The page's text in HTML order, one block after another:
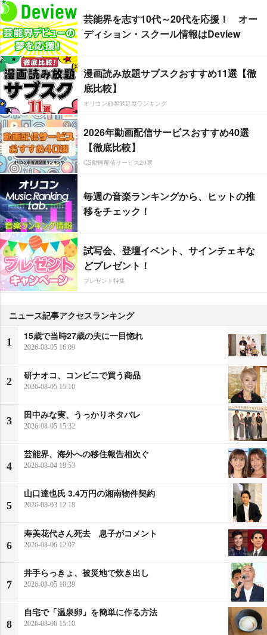
芸能界を志す10代～20代を応援！ オー
ディション・スクール情報はDeview
漫画読み放題サブスクおすすめ11選【徹
底比較】
オリコン顧客満足度ランキング
2026年動画配信サービスおすすめ40選
【徹底比較】
CS動画配信サービス20選
毎週の音楽ランキングから、ヒットの推
移をチェック！
試写会、登壇イベント、サインチェキな
どプレゼント！
プレゼント特集
ニュース記事アクセスランキング
1
15歳で当時27歳の夫に一目惚れ
2026-08-05 16:09
2
研ナオコ、コンビニで買う商品
2026-08-05 15:10
3
田中みな実、うっかりネタバレ
2026-08-05 15:32
4
芸能界、海外への移住報告相次ぐ
2026-08-04 19:53
5
山口達也氏 3.4万円の湘南物件契約
2026-08-03 12:18
6
寿美花代さん死去 息子がコメント
2026-08-06 12:07
7
井手らっきょ、被災地で炊き出し
2026-08-05 10:39
8
自宅で「温泉卵」を簡単に作る方法
2026-08-06 15:10